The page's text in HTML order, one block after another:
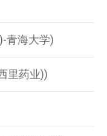
青海大学)
里药业))